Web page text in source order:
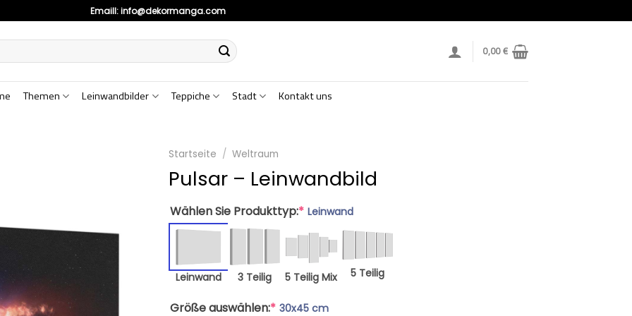
Emaill:info@dekormanga.com
0,00€
Themen Leinwandbilder Teppiche Stadt Kontakt uns
Startseite / Weltraum
Pulsar – Leinwandbild
Wählen Sie Produkttyp:* Leinwand
Leinwand 3 Teilig 5 Teilig Mix 5 Teilig
Größe auswählen:* 30x45 cm